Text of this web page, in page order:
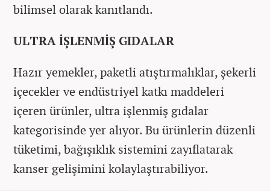
bilimsel olarak kanıtlandı.
ULTRA İŞLENMİŞ GIDALAR
Hazır yemekler, paketli atıştırmalıklar, şekerli
içecekler ve endüstriyel katkı maddeleri
içeren ürünler, ultra işlenmiş gıdalar
kategorisinde yer alıyor. Bu ürünlerin düzenli
tüketimi, bağışıklık sistemini zayıflatarak
kanser gelişimini kolaylaştırabiliyor.